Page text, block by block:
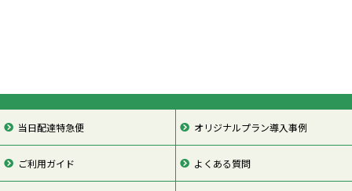
当日配達特急便 オリジナルプラン導入事例
ご利用ガイド よくある質問